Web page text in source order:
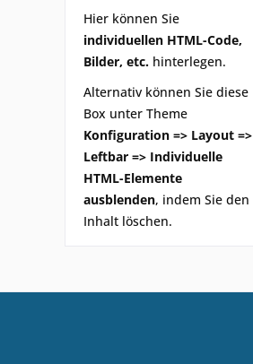
Hier können Sie
individuellen HTML-Code,
Bilder, etc. hinterlegen.
Alternativ können Sie diese
Box unter Theme
Konfiguration => Layout =>
Leftbar => Individuelle
HTML-Elemente
ausblenden, indem Sie den
Inhalt löschen.